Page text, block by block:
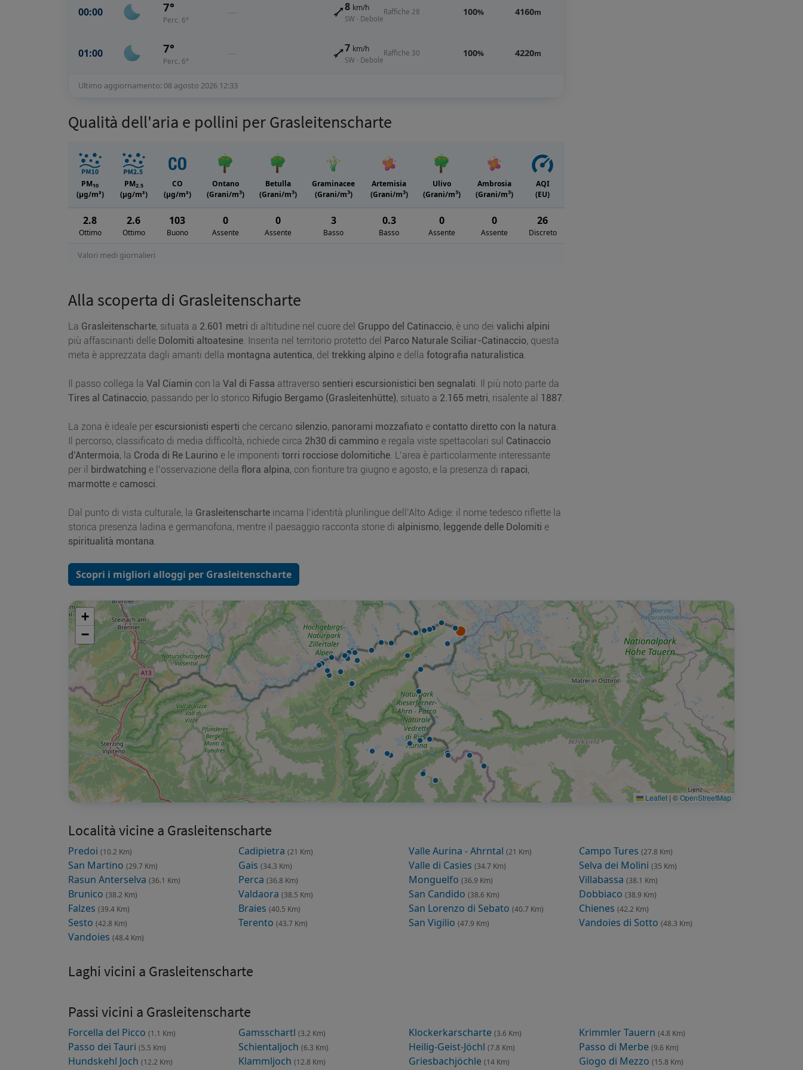
00:00 7°
Perc. 6°
— 8 km/h
SW · Debole
Raffiche 28 100% 4160m
01:00 7°
Perc. 6°
— 7 km/h
SW · Debole
Raffiche 30 100% 4220m
Ultimo aggiornamento: 08 agosto 2026 12:33
Qualità dell'aria e pollini per Grasleitenscharte
Valori medi giornalieri
PM10
(μg/m³)
PM2.5
(μg/m³)
CO
(μg/m³)
Ontano
(Grani/m3)
Betulla
(Grani/m3)
Graminacee
(Grani/m3)
Artemisia
(Grani/m3)
Ulivo
(Grani/m3)
Ambrosia
(Grani/m3)
AQI
(EU)
2.8
Ottimo
2.6
Ottimo
103
Buono
0
Assente
0
Assente
3
Basso
0.3
Basso
0
Assente
0
Assente
26
Discreto
Alla scoperta di Grasleitenscharte
La Grasleitenscharte, situata a 2.601 metri di altitudine nel cuore del Gruppo del Catinaccio, è uno dei valichi alpini
più affascinanti delle Dolomiti altoatesine. Inserita nel territorio protetto del Parco Naturale Sciliar-Catinaccio, questa
meta è apprezzata dagli amanti della montagna autentica, del trekking alpino e della fotografia naturalistica.
Il passo collega la Val Ciamin con la Val di Fassa attraverso sentieri escursionistici ben segnalati. Il più noto parte da
Tires al Catinaccio, passando per lo storico Rifugio Bergamo (Grasleitenhütte), situato a 2.165 metri, risalente al 1887.
La zona è ideale per escursionisti esperti che cercano silenzio, panorami mozzafiato e contatto diretto con la natura.
Il percorso, classificato di media difficoltà, richiede circa 2h30 di cammino e regala viste spettacolari sul Catinaccio
d’Antermoia, la Croda di Re Laurino e le imponenti torri rocciose dolomitiche. L’area è particolarmente interessante
per il birdwatching e l’osservazione della flora alpina, con fioriture tra giugno e agosto, e la presenza di rapaci,
marmotte e camosci.
Dal punto di vista culturale, la Grasleitenscharte incarna l’identità plurilingue dell’Alto Adige: il nome tedesco riflette la
storica presenza ladina e germanofona, mentre il paesaggio racconta storie di alpinismo, leggende delle Dolomiti e
spiritualità montana.
Scopri i migliori alloggi per Grasleitenscharte
+
−
Leaflet | ©OpenStreetMap
Località vicine a Grasleitenscharte
Predoi (10.2 Km) Cadipietra (21 Km) Valle Aurina - Ahrntal (21 Km) Campo Tures (27.8 Km)
San Martino (29.7 Km) Gais (34.3 Km) Valle di Casies (34.7 Km) Selva dei Molini (35 Km)
Rasun Anterselva (36.1 Km) Perca (36.8 Km) Monguelfo (36.9 Km) Villabassa (38.1 Km)
Brunico (38.2 Km) Valdaora (38.5 Km) San Candido (38.6 Km) Dobbiaco (38.9 Km)
Falzes (39.4 Km) Braies (40.5 Km) San Lorenzo di Sebato (40.7 Km) Chienes (42.2 Km)
Sesto (42.8 Km) Terento (43.7 Km) San Vigilio (47.9 Km) Vandoies di Sotto (48.3 Km)
Vandoies (48.4 Km)
Laghi vicini a Grasleitenscharte
Passi vicini a Grasleitenscharte
Forcella del Picco (1.1 Km) Gamsschartl (3.2 Km) Klockerkarscharte (3.6 Km) Krimmler Tauern (4.8 Km)
Passo dei Tauri (5.5 Km) Schientaljoch (6.3 Km) Heilig-Geist-Jöchl (7.8 Km) Passo di Merbe (9.6 Km)
Hundskehl Joch (12.2 Km) Klammljoch (12.8 Km) Griesbachjöchle (14 Km) Giogo di Mezzo (15.8 Km)